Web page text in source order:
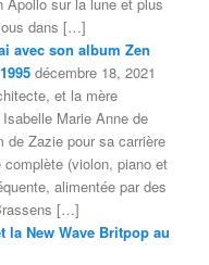
dans […]
avec son album Zen
décembre 18, 2021
et la mère
Marie Anne de
de Zazie pour sa carrière
(violon, piano et
alimentée par des
[…]
la New Wave Britpop au